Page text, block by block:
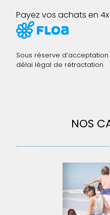
Payez vos achats en
Sous réserve
délai légal de rétractation.
NOS